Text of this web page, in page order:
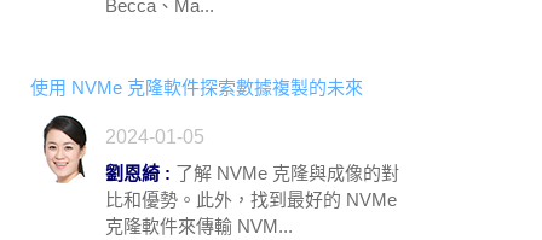
Becca、Ma...
使用 NVMe 克隆軟件探索數據複製的未來
2024-01-05
劉恩綺 : 了解 NVMe 克隆與成像的對
比和優勢。此外，找到最好的 NVMe
克隆軟件來傳輸 NVM...